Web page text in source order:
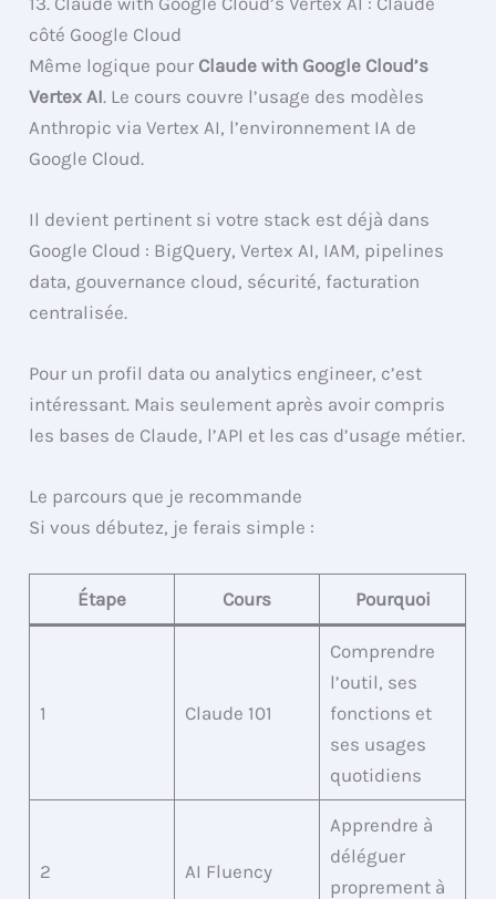
côté Google Cloud
Même logique pour Claude with Google Cloud’s
Vertex AI. Le cours couvre l’usage des modèles
Anthropic via Vertex AI, l’environnement IA de
Google Cloud.
Il devient pertinent si votre stack est déjà dans
Google Cloud : BigQuery, Vertex AI, IAM, pipelines
data, gouvernance cloud, sécurité, facturation
centralisée.
Pour un profil data ou analytics engineer, c’est
intéressant. Mais seulement après avoir compris
les bases de Claude, l’API et les cas d’usage métier.
Le parcours que je recommande
Si vous débutez, je ferais simple :
Étape Cours Pourquoi
1 Claude 101
Comprendre
l’outil, ses
fonctions et
ses usages
quotidiens
2 AI Fluency
Apprendre à
déléguer
proprement à